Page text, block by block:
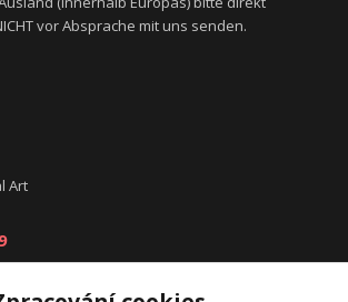
vor Absprache mit uns senden.
Art